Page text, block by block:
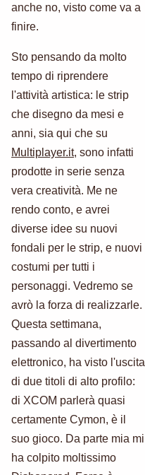
anche no, visto come va a
finire.
Sto pensando da molto
tempo di riprendere
l'attività artistica: le strip
che disegno da mesi e
anni, sia qui che su
Multiplayer.it, sono infatti
prodotte in serie senza
vera creatività. Me ne
rendo conto, e avrei
diverse idee su nuovi
fondali per le strip, e nuovi
costumi per tutti i
personaggi. Vedremo se
avrò la forza di realizzarle.
Questa settimana,
passando al divertimento
elettronico, ha visto l'uscita
di due titoli di alto profilo:
di XCOM parlerà quasi
certamente Cymon, è il
suo gioco. Da parte mia mi
ha colpito moltissimo